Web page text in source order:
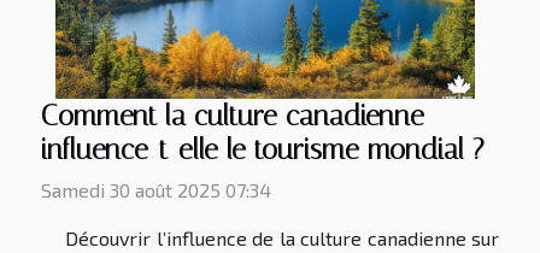
Comment la culture canadienne
influence-t-elle le tourisme mondial ?
Samedi 30 août 2025 07:34
Découvrir l’influence de la culture canadienne sur